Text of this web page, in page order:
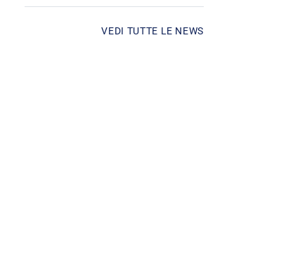
VEDI TUTTE LE NEWS